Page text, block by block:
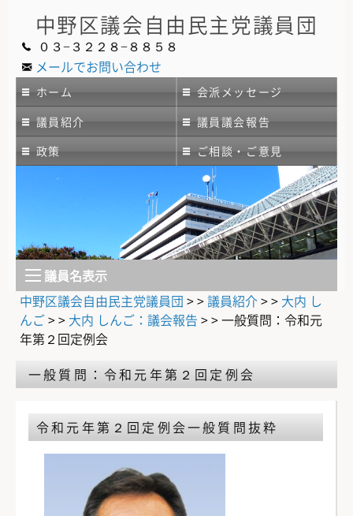
中野区議会自由民主党議員団
０３−３２２８−８８５８
メールでお問い合わせ
ホーム
会派メッセージ
議員紹介
議員議会報告
政策
ご相談・ご意見
議員名表示
中野区議会自由民主党議員団 > >議員紹介> > 大内 し
んご> > 大内 しんご：議会報告 > >一般質問：令和元
年第２回定例会
一般質問：令和元年第２回定例会
令和元年第２回定例会一般質問抜粋